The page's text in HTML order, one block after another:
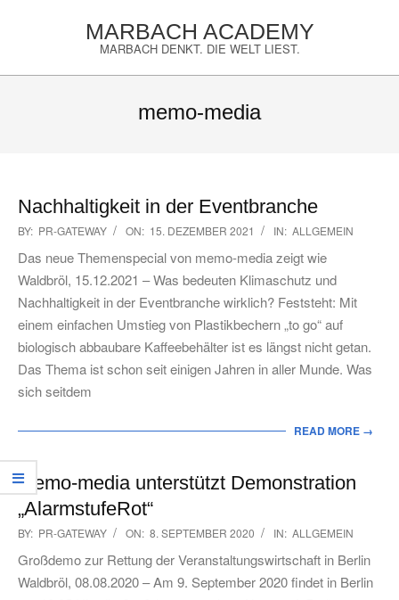
MARBACH ACADEMY
MARBACH DENKT. DIE WELT LIEST.
memo-media
Nachhaltigkeit in der Eventbranche
2021-
12-
15
BY: PR-GATEWAY ON: 15. DEZEMBER 2021 IN: ALLGEMEIN
Das neue Themenspecial von memo-media zeigt wie
Waldbröl, 15.12.2021 – Was bedeuten Klimaschutz und
Nachhaltigkeit in der Eventbranche wirklich? Feststeht: Mit
einem einfachen Umstieg von Plastikbechern „to go“ auf
biologisch abbaubare Kaffeebehälter ist es längst nicht getan.
Das Thema ist schon seit einigen Jahren in aller Munde. Was
sich seitdem
READ MORE →
memo-media unterstützt Demonstration
„AlarmstufeRot“
2020-
09-
08
BY: PR-GATEWAY ON: 8. SEPTEMBER 2020 IN: ALLGEMEIN
Großdemo zur Rettung der Veranstaltungswirtschaft in Berlin
Waldbröl, 08.08.2020 – Am 9. September 2020 findet in Berlin